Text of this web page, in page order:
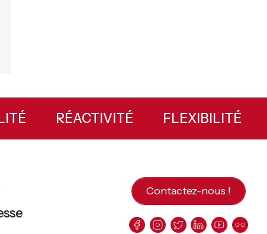
RÉACTIVITÉ FLEXIBILITÉ
Contactez-nous !